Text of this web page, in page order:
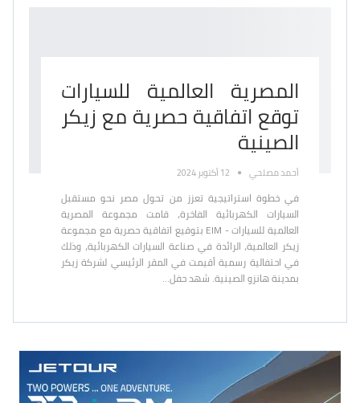
المصرية العالمية للسيارات
توقع اتفاقية حصرية مع زيكر
الصينية
أحمد مصلحي 12 أكتوبر 2024
في خطوة استراتيجية تعزز من تحول مصر نحو مستقبل
السيارات الكهربائية الفاخرة، قامت مجموعة المصرية
العالمية للسيارات - EIM بتوقيع اتفاقية حصرية مع مجموعة
زيكر العالمية، الرائدة في صناعة السيارات الكهربائية، وذلك
في احتفالية رسمية أقيمت في المقر الرئيسي لشركة زيكر
بمدينة هانزو الصينية. شهد حفل…